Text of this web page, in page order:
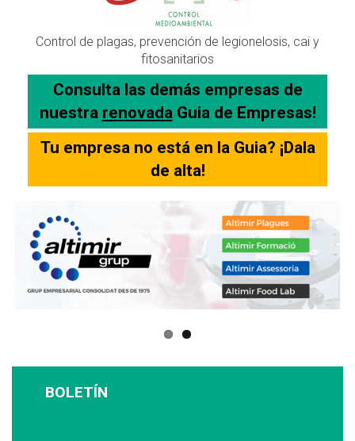
Control de plagas, prevención de legionelosis, cai y
fitosanitarios
Consulta las demás empresas de
nuestra renovada Guia de Empresas!
Tu empresa no está en la Guia? ¡Dala
de alta!
BOLETÍN